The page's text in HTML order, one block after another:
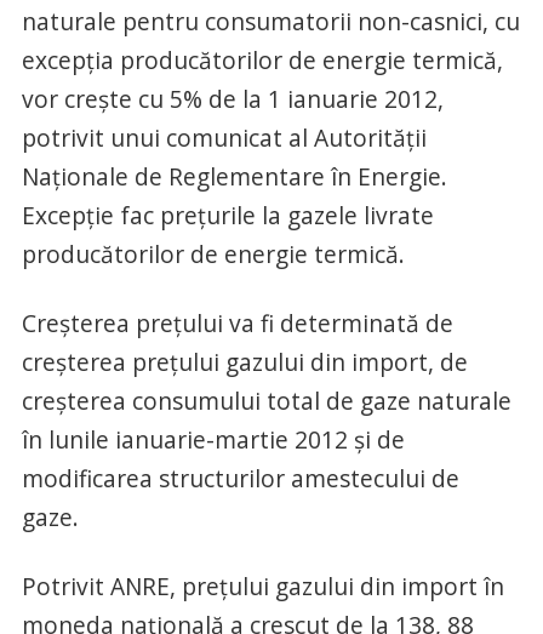
naturale pentru consumatorii non-casnici, cu
excepţia producătorilor de energie termică,
vor creşte cu 5% de la 1 ianuarie 2012,
potrivit unui comunicat al Autorităţii
Naţionale de Reglementare în Energie.
Excepţie fac preţurile la gazele livrate
producătorilor de energie termică.
Creşterea preţului va fi determinată de
creşterea preţului gazului din import, de
creşterea consumului total de gaze naturale
în lunile ianuarie-martie 2012 şi de
modificarea structurilor amestecului de
gaze.
Potrivit ANRE, preţului gazului din import în
moneda naţională a crescut de la 138, 88